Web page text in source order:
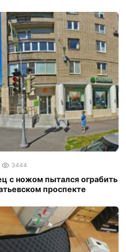
3444
с ножом пытался ограбить
проспекте